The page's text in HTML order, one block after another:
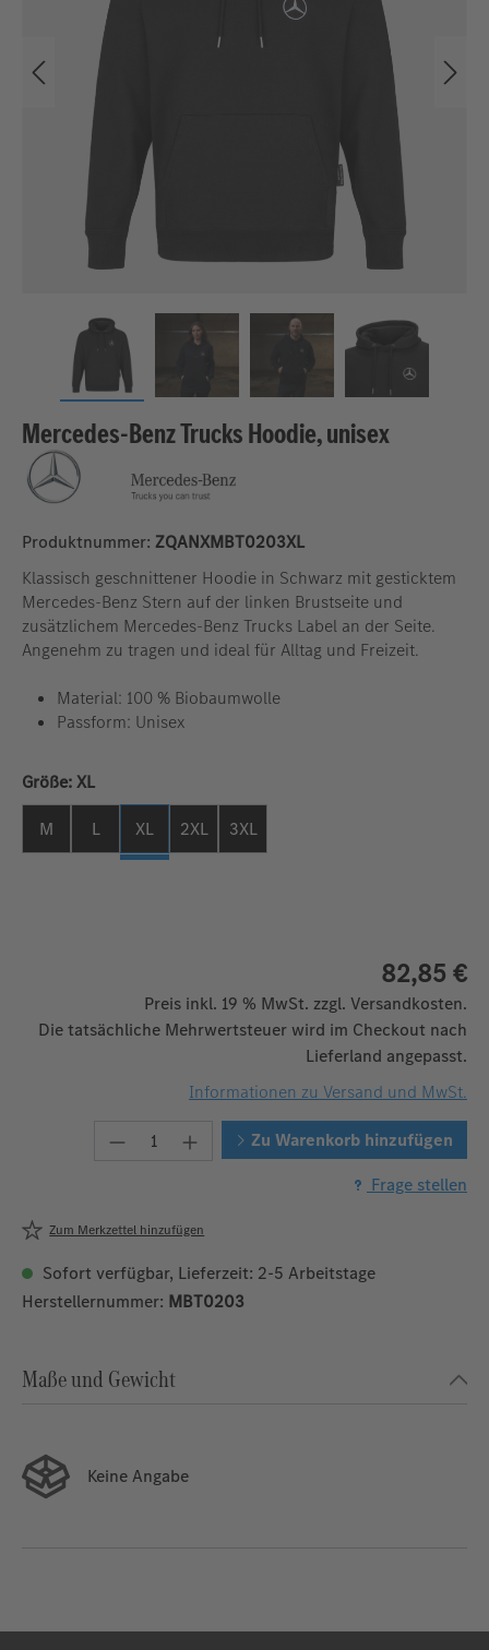
Mercedes-Benz Trucks Hoodie, unisex
Produktnummer: ZQANXMBT0203XL
Klassisch geschnittener Hoodie in Schwarz mit gesticktem
Mercedes-Benz Stern auf der linken Brustseite und
zusätzlichem Mercedes-Benz Trucks Label an der Seite.
Angenehm zu tragen und ideal für Alltag und Freizeit.
Material: 100 % Biobaumwolle
Passform: Unisex
Größe:auswählen
XL
M L XL 2XL 3XL
82,85 €
Preis inkl. 19 % MwSt. zzgl. Versandkosten.
Die tatsächliche Mehrwertsteuer wird im Checkout nach
Lieferland angepasst.
Informationen zu Versand und MwSt.
Produkt Anzahl: Gib den
Zu Warenkorb hinzufügen
Frage stellen
Zum Merkzettel hinzufügen
Sofort verfügbar, Lieferzeit: 2-5 Arbeitstage
Herstellernummer: MBT0203
Maße und Gewicht
Keine Angabe